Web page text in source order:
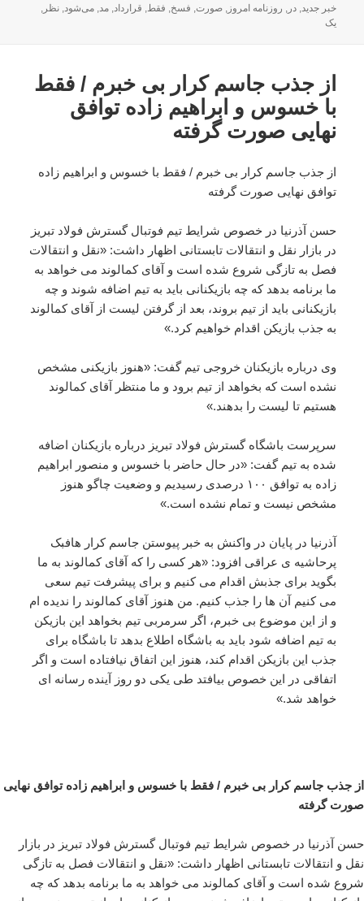
شده
خبر جدید ,در روزنامه امروز ,صورت فسخ فقط قرارداد ,مد ,می‌شود ,نظر
یک
از جذب جاسم کرار بی خبرم / فقط
با خسوس و ابراهیم زاده توافق
نهایی صورت گرفته
از جذب جاسم کرار بی خبرم / فقط با خسوس و ابراهیم زاده
توافق نهایی صورت گرفته
حسن آذرنیا در خصوص شرایط تیم فوتبال گسترش فولاد تبریز
در بازار نقل و انتقالات تابستانی اظهار داشت: «نقل و انتقالات
فصل به تازگی شروع شده است و آقای کمالوند می خواهد به
ما برنامه بدهد که چه بازیکنانی باید به تیم اضافه شوند و چه
بازیکنانی باید از تیم بروند، بعد از گرفتن لیست از آقای کمالوند
به جذب بازیکن اقدام خواهیم کرد.»
وی درباره بازیکنان خروجی تیم گفت: «هنوز بازیکنی مشخص
نشده است که بخواهد از تیم برود و ما منتظر آقای کمالوند
هستیم تا لیست را بدهند.»
سرپرست باشگاه گسترش فولاد تبریز درباره بازیکنان اضافه
شده به تیم گفت: «در حال حاضر با خسوس و منصور ابراهیم
زاده به توافق ۱۰۰ درصدی رسیدیم و وضعیت چاگو هنوز
مشخص نیست و تمام نشده است.»
آذرنیا در پایان در واکنش به خبر پیوستن جاسم کرار هافبک
پرحاشیه ی عراقی افزود: «هر کسی را که آقای کمالوند به ما
بگوید برای جذبش اقدام می کنیم و برای پیشرفت تیم سعی
می کنیم آن ها را جذب کنیم. من هنوز آقای کمالوند را ندیده ام
و از این موضوع بی خبرم، اگر سرمربی تیم بخواهد این بازیکن
به تیم اضافه شود باید به باشگاه اطلاع بدهد تا باشگاه برای
جذب این بازیکن اقدام کند، هنوز این اتفاق نیافتاده است و اگر
اتفاقی در این خصوص بیافتد طی یکی دو روز آینده رسانه ای
خواهد شد.»
از جذب جاسم کرار بی خبرم / فقط با خسوس و ابراهیم زاده توافق نهایی
صورت گرفته
حسن آذرنیا در خصوص شرایط تیم فوتبال گسترش فولاد تبریز در بازار
نقل و انتقالات تابستانی اظهار داشت: «نقل و انتقالات فصل به تازگی
شروع شده است و آقای کمالوند می خواهد به ما برنامه بدهد که چه